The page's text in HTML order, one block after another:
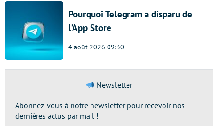
Pourquoi Telegram a disparu de
l’App Store
4 août 2026 09:30
Newsletter
Abonnez-vous à notre newsletter pour recevoir nos
dernières actus par mail !